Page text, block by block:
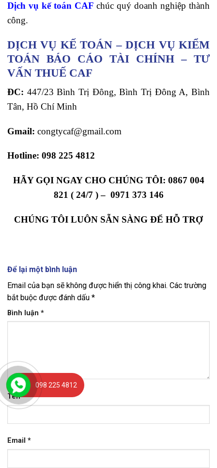
Dịch vụ kế toán CAF chúc quý doanh nghiệp thành
công.
DỊCH VỤ KẾ TOÁN – DỊCH VỤ KIỂM
TOÁN BÁO CÁO TÀI CHÍNH – TƯ
VẤN THUẾ CAF
ĐC: 447/23 Bình Trị Đông, Bình Trị Đông A, Bình
Tân, Hồ Chí Minh
Gmail: congtycaf@gmail.com
Hotline: 098 225 4812
HÃY GỌI NGAY CHO CHÚNG TÔI: 0867 004
821 ( 24/7 ) – 0971 373 146
CHÚNG TÔI LUÔN SẴN SÀNG ĐỂ HỖ TRỢ
Để lại một bình luận
Email của bạn sẽ không được hiển thị công khai. Các trường
bắt buộc được đánh dấu *
Bình luận *
Tên*
Email *
098 225 4812